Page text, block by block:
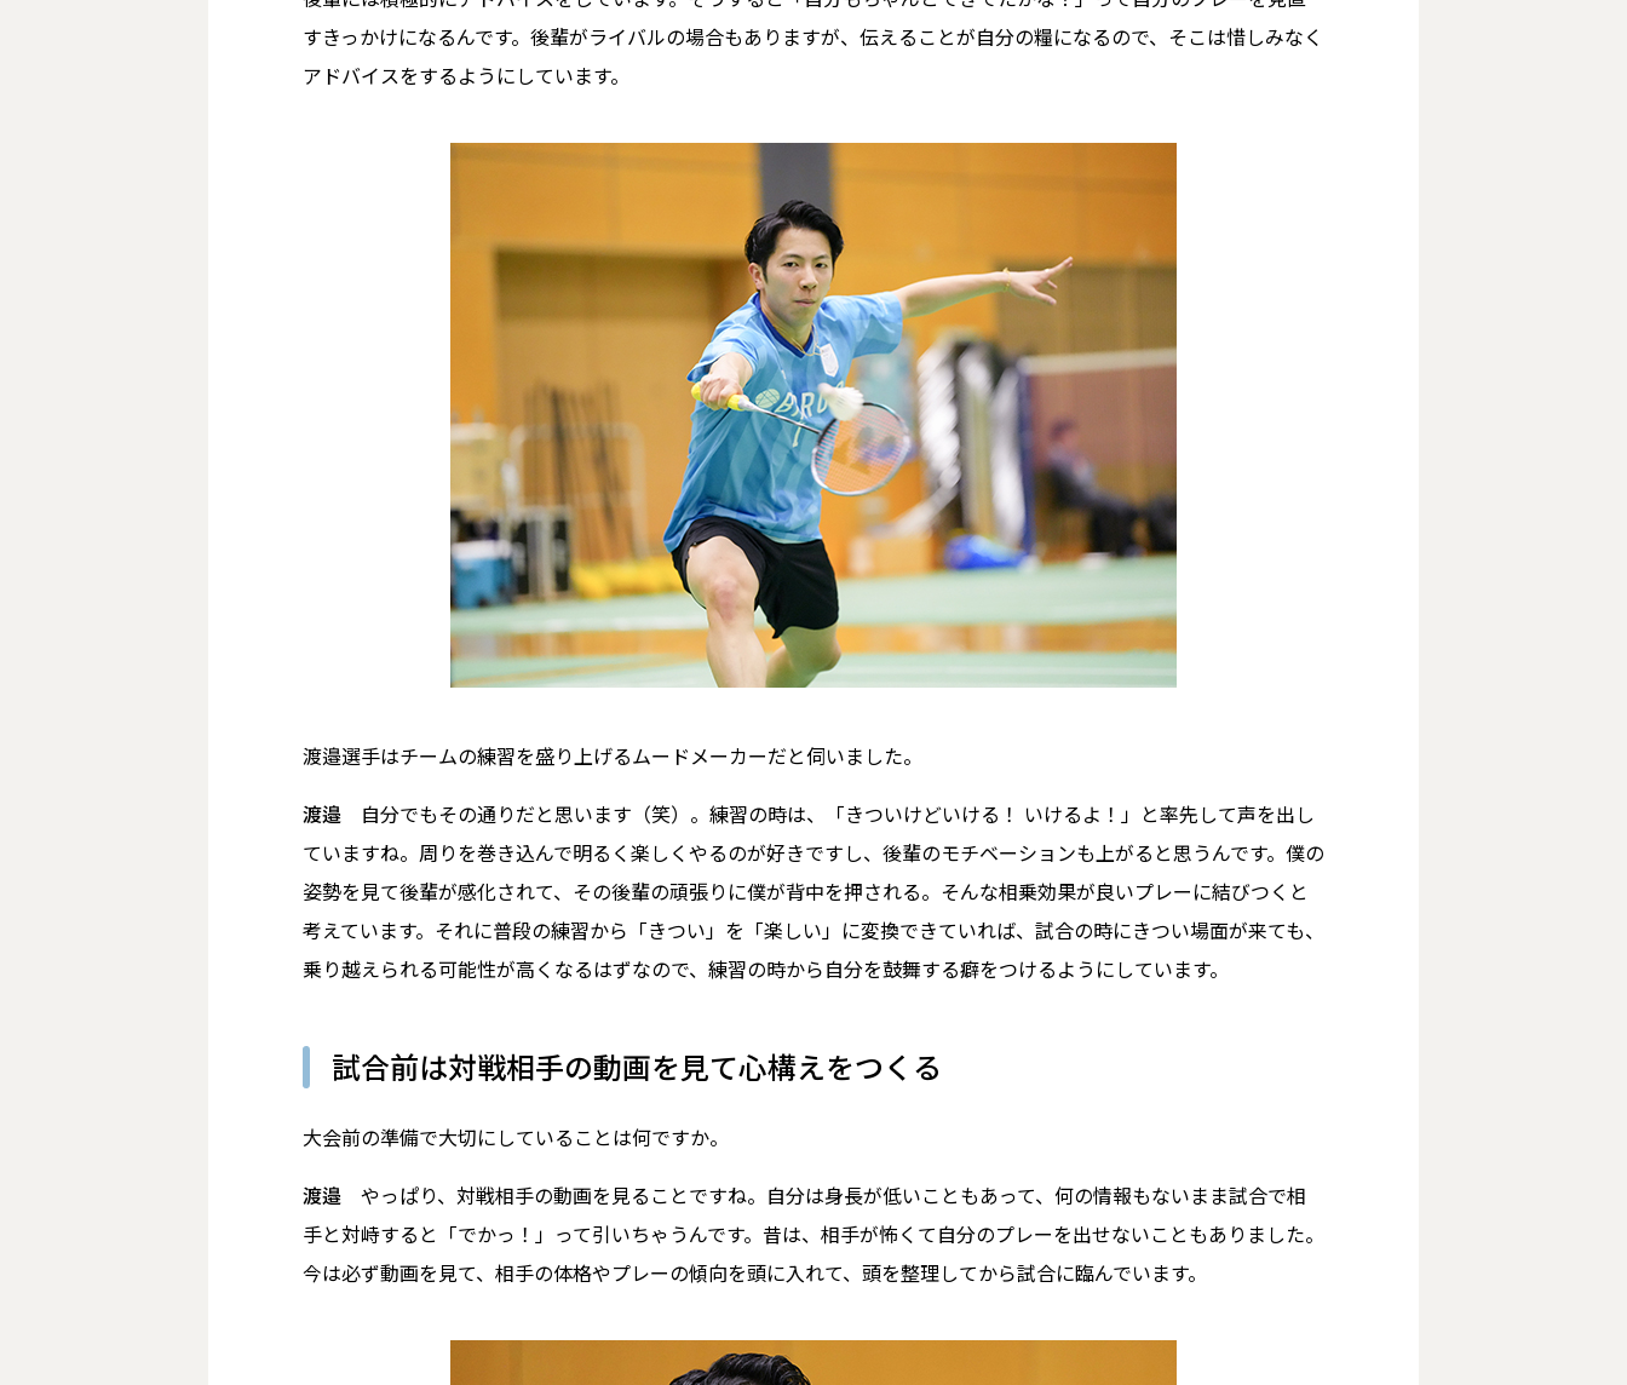
すきっかけになるんです。後輩がライバルの場合もありますが、伝えることが自分の糧になるので、そこは惜しみなく
アドバイスをするようにしています。
――渡邉選手はチームの練習を盛り上げるムードメーカーだと伺いました。
渡邉
自分でもその通りだと思います（笑）。練習の時は、「きついけどいける！ いけるよ！」と率先して声を出し
ていますね。周りを巻き込んで明るく楽しくやるのが好きですし、後輩のモチベーションも上がると思うんです。僕の
姿勢を見て後輩が感化されて、その後輩の頑張りに僕が背中を押される。そんな相乗効果が良いプレーに結びつくと
考えています。それに普段の練習から「きつい」を「楽しい」に変換できていれば、試合の時にきつい場面が来ても、
乗り越えられる可能性が高くなるはずなので、練習の時から自分を鼓舞する癖をつけるようにしています。
試合前は対戦相手の動画を見て心構えをつくる
――大会前の準備で大切にしていることは何ですか。
渡邉
やっぱり、対戦相手の動画を見ることですね。自分は身長が低いこともあって、何の情報もないまま試合で相
手と対峙すると「でかっ！」って引いちゃうんです。昔は、相手が怖くて自分のプレーを出せないこともありました。
今は必ず動画を見て、相手の体格やプレーの傾向を頭に入れて、頭を整理してから試合に臨んでいます。